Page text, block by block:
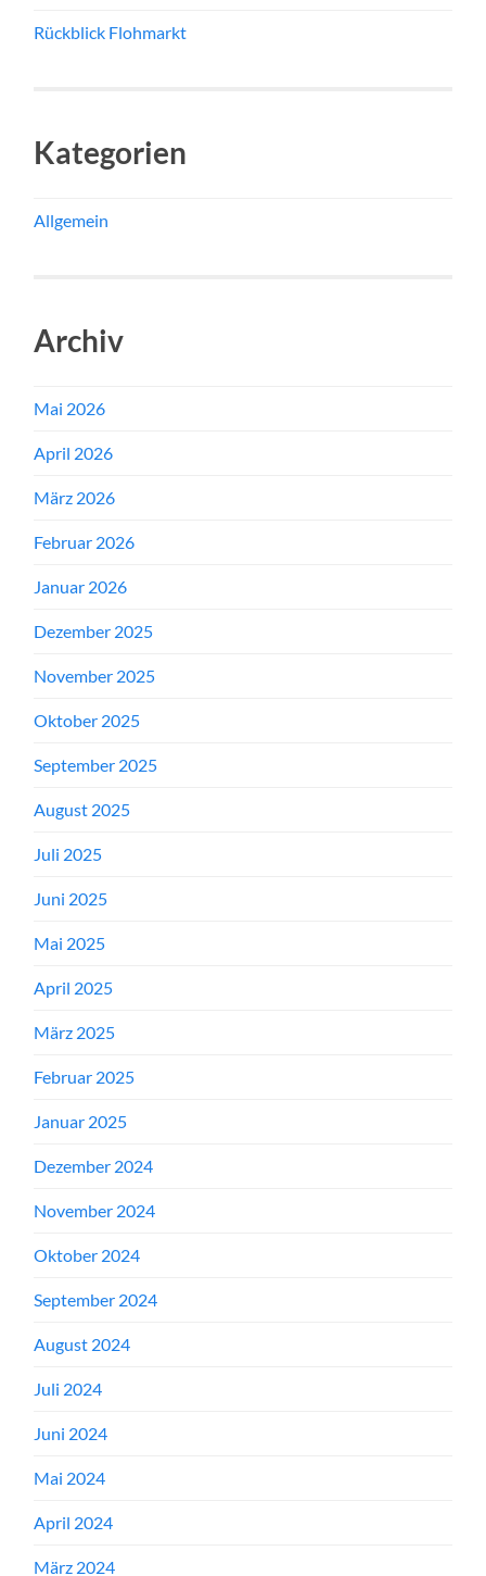
Rückblick Flohmarkt
Kategorien
Allgemein
Archiv
Mai 2026
April 2026
März 2026
Februar 2026
Januar 2026
Dezember 2025
November 2025
Oktober 2025
September 2025
August 2025
Juli 2025
Juni 2025
Mai 2025
April 2025
März 2025
Februar 2025
Januar 2025
Dezember 2024
November 2024
Oktober 2024
September 2024
August 2024
Juli 2024
Juni 2024
Mai 2024
April 2024
März 2024